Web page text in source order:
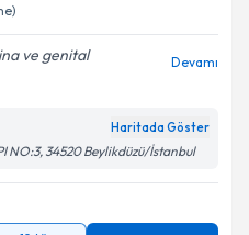
ve genital
Devamı
Haritada Göster
NO:3, 34520 Beylikdüzü/İstanbul